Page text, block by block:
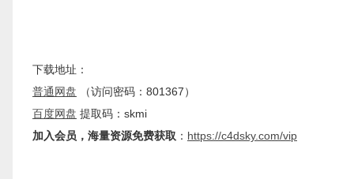
下载地址：
普通网盘 （访问密码：801367）
百度网盘 提取码：skmi
加入会员，海量资源免费获取 ： https://c4dsky.com/vip